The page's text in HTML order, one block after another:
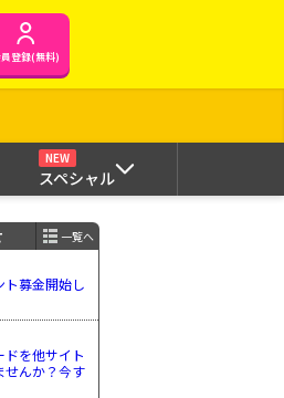
登録(無料)
NEW
スペシャル
一覧へ
ト募金開始し
ドを他サイト
せんか？今す